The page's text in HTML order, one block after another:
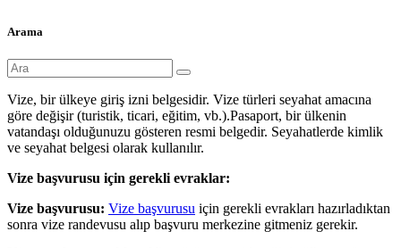
Arama
Vize, bir ülkeye giriş izni belgesidir. Vize türleri seyahat amacına
göre değişir (turistik, ticari, eğitim, vb.).Pasaport, bir ülkenin
vatandaşı olduğunuzu gösteren resmi belgedir. Seyahatlerde kimlik
ve seyahat belgesi olarak kullanılır.
Vize başvurusu için gerekli evraklar:
Vize başvurusu: Vize başvurusu için gerekli evrakları hazırladıktan
sonra vize randevusu alıp başvuru merkezine gitmeniz gerekir.